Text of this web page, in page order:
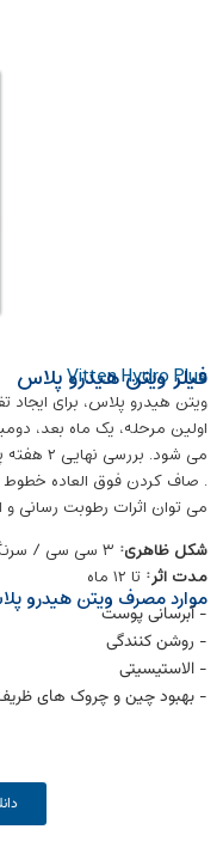
Vitten Hydro Plus
فیلر ویتن هیدرو پلاس
ویتن هیدرو پلاس، برای
. صاف کردن فوق العاده خطوط
می توان اثرات رطوبت رسانی و
شکل ظاهری: ۳ سی سی / سرنگ ۳ سی سی *۳ عدد
مدت اثر: تا ۱۲ ماه
موارد مصرف ویتن هیدرو
- آبرسانی پوست
- روشن کنندگی
- الاستیسیتی
- بهبود چین و چروک های